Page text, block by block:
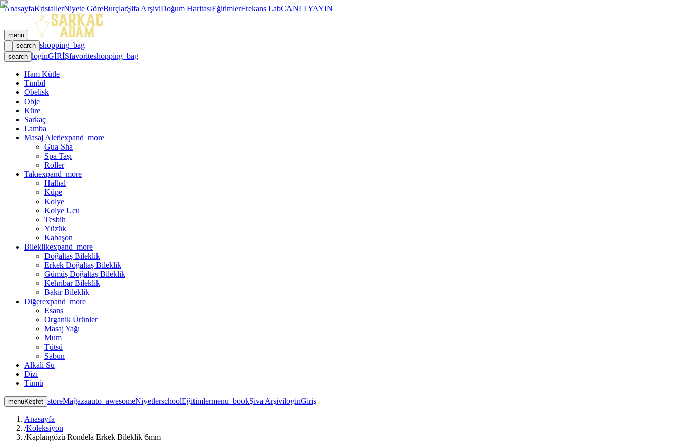
AnasayfaKristallerNiyete GöreBurçlarŞifa ArşiviDoğum HaritasıEğitimlerFrekans LabCANLI YAYIN
menu
search shopping_bag
search loginGİRİŞfavoriteshopping_bag
Ham Kütle
Tımbıl
Obelisk
Obje
Küre
Sarkaç
Lamba
Masaj Aletiexpand_more
Gua-Sha
Spa Taşı
Roller
Takıexpand_more
Halhal
Küpe
Kolye
Kolye Ucu
Tesbih
Yüzük
Kabaşon
Bileklikexpand_more
Doğaltaş Bileklik
Erkek Doğaltaş Bileklik
Gümüş Doğaltaş Bileklik
Kehribar Bileklik
Bakır Bileklik
Diğerexpand_more
Esans
Organik Ürünler
Masaj Yağı
Mum
Tütsü
Sabun
Alkali Su
Dizi
Tümü
menuKeşfet storeMağazaauto_awesomeNiyetlerschoolEğitimlermenu_bookŞiva ArşiviloginGiriş
Anasayfa
/Koleksiyon
/Kaplangözü Rondela Erkek Bileklik 6mm